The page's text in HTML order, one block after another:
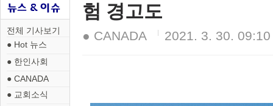
전체 기사보기
● Hot 뉴스
● 한인사회
● CANADA
● 교회소식
험 경고도
● CANADA 2021. 3. 30. 09:10